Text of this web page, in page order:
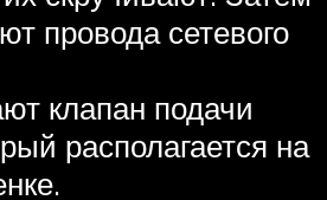
провода сетевого
клапан подачи
располагается на